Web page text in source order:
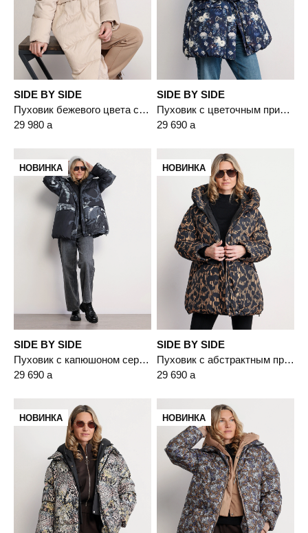
SIDE BY SIDE
Пуховик бежевого цвета с капюшоном
29 980 a
SIDE BY SIDE
Пуховик с цветочным принтом синего цвета с капюшоном
29 690 a
НОВИНКА
SIDE BY SIDE
Пуховик с капюшоном серого цвета с пухом белой утки
29 690 a
НОВИНКА
SIDE BY SIDE
Пуховик с абстрактным принтом коричневого цвета с капюшоном
29 690 a
НОВИНКА НОВИНКА